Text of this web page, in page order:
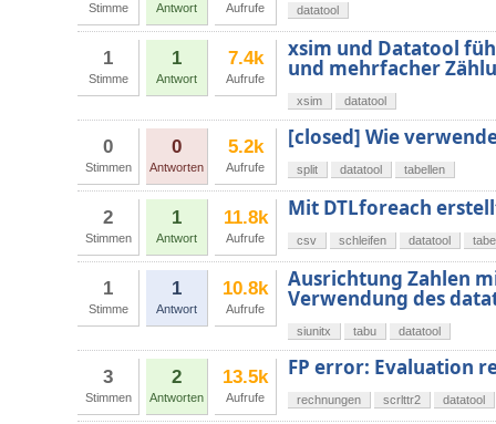
Stimme Antwort Aufrufe datatool
1
Stimme
1
Antwort
7.4k
Aufrufe
xsim und Datatool
und mehrfacher
xsim datatool
0
Stimmen
0
Antworten
5.2k
Aufrufe
[closed] Wie
split datatool tabellen
2
Stimmen
1
Antwort
11.8k
Aufrufe
Mit DTLforeach
csv schleifen datatool
1
Stimme
1
Antwort
10.8k
Aufrufe
Ausrichtung Zahlen
Verwendung des
siunitx tabu datatool
3
Stimmen
2
Antworten
13.5k
Aufrufe
FP error: Evaluation
rechnungen scrlttr2 datatool